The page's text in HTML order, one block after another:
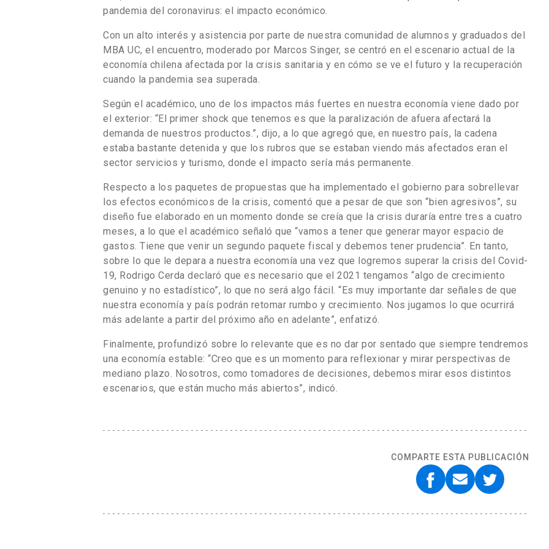
pandemia del coronavirus: el impacto económico.
Con un alto interés y asistencia por parte de nuestra comunidad de alumnos y graduados del
MBA UC, el encuentro, moderado por Marcos Singer, se centró en el escenario actual de la
economía chilena afectada por la crisis sanitaria y en cómo se ve el futuro y la recuperación
cuando la pandemia sea superada.
Según el académico, uno de los impactos más fuertes en nuestra economía viene dado por
el exterior: “El primer shock que tenemos es que la paralización de afuera afectará la
demanda de nuestros productos.”, dijo, a lo que agregó que, en nuestro país, la cadena
estaba bastante detenida y que los rubros que se estaban viendo más afectados eran el
sector servicios y turismo, donde el impacto sería más permanente.
Respecto a los paquetes de propuestas que ha implementado el gobierno para sobrellevar
los efectos económicos de la crisis, comentó que a pesar de que son “bien agresivos”, su
diseño fue elaborado en un momento donde se creía que la crisis duraría entre tres a cuatro
meses, a lo que el académico señaló que “vamos a tener que generar mayor espacio de
gastos. Tiene que venir un segundo paquete fiscal y debemos tener prudencia”. En tanto,
sobre lo que le depara a nuestra economía una vez que logremos superar la crisis del Covid-
19, Rodrigo Cerda declaró que es necesario que el 2021 tengamos “algo de crecimiento
genuino y no estadístico”, lo que no será algo fácil. “Es muy importante dar señales de que
nuestra economía y país podrán retomar rumbo y crecimiento. Nos jugamos lo que ocurrirá
más adelante a partir del próximo año en adelante”, enfatizó.
Finalmente, profundizó sobre lo relevante que es no dar por sentado que siempre tendremos
una economía estable: “Creo que es un momento para reflexionar y mirar perspectivas de
mediano plazo. Nosotros, como tomadores de decisiones, debemos mirar esos distintos
escenarios, que están mucho más abiertos”, indicó.
COMPARTE ESTA PUBLICACIÓN